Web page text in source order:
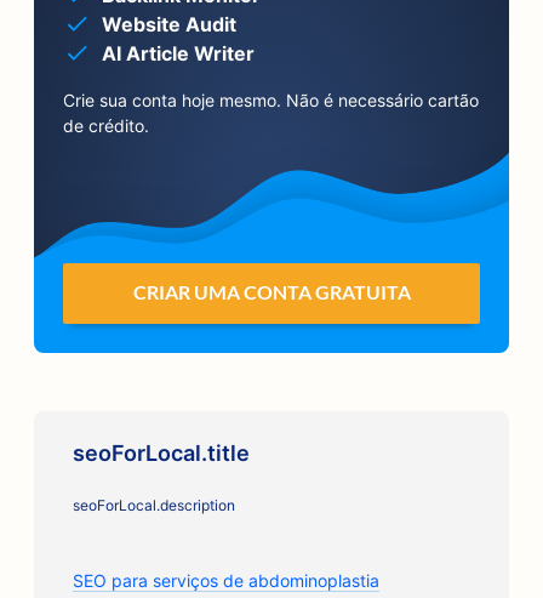
Website Audit
AI Article Writer
Crie sua conta hoje mesmo. Não é necessário cartão
de crédito.
CRIAR UMA CONTA GRATUITA
seoForLocal.title
seoForLocal.description
SEO para serviços de abdominoplastia